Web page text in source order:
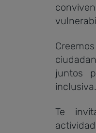
juntos
inclusiva.
Te